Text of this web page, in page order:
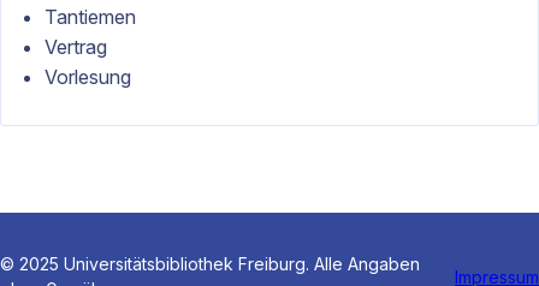
Tantiemen
Vertrag
Vorlesung
© 2025 Universitätsbibliothek Freiburg. Alle Angaben
Impressum